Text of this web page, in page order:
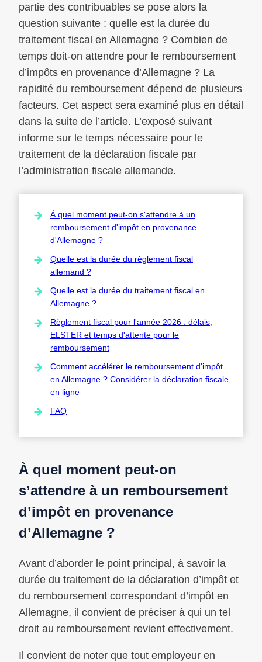
partie des contribuables se pose alors la
question suivante : quelle est la durée du
traitement fiscal en Allemagne ? Combien de
temps doit-on attendre pour le remboursement
d’impôts en provenance d’Allemagne ? La
rapidité du remboursement dépend de plusieurs
facteurs. Cet aspect sera examiné plus en détail
dans la suite de l’article. L’exposé suivant
informe sur le temps nécessaire pour le
traitement de la déclaration fiscale par
l’administration fiscale allemande.
À quel moment peut-on s'attendre à un
remboursement d'impôt en provenance
d'Allemagne ?
Quelle est la durée du règlement fiscal
allemand ?
Quelle est la durée du traitement fiscal en
Allemagne ?
Règlement fiscal pour l'année 2026 : délais,
ELSTER et temps d'attente pour le
remboursement
Comment accélérer le remboursement d'impôt
en Allemagne ? Considérer la déclaration fiscale
en ligne
FAQ
À quel moment peut-on
s’attendre à un remboursement
d’impôt en provenance
d’Allemagne ?
Avant d’aborder le point principal, à savoir la
durée du traitement de la déclaration d’impôt et
du remboursement correspondant d’impôt en
Allemagne, il convient de préciser à qui un tel
droit au remboursement revient effectivement.
Il convient de noter que tout employeur en